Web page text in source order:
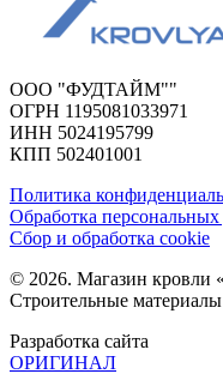
ООО "ФУДТАЙМ""
ОГРН 1195081033971
ИНН 5024195799
КПП 502401001
Политика
Обработка
Сбор и обработка cookie
© 2026. Магазин кровли
Строительные
Разработка сайта
ОРИГИНАЛ